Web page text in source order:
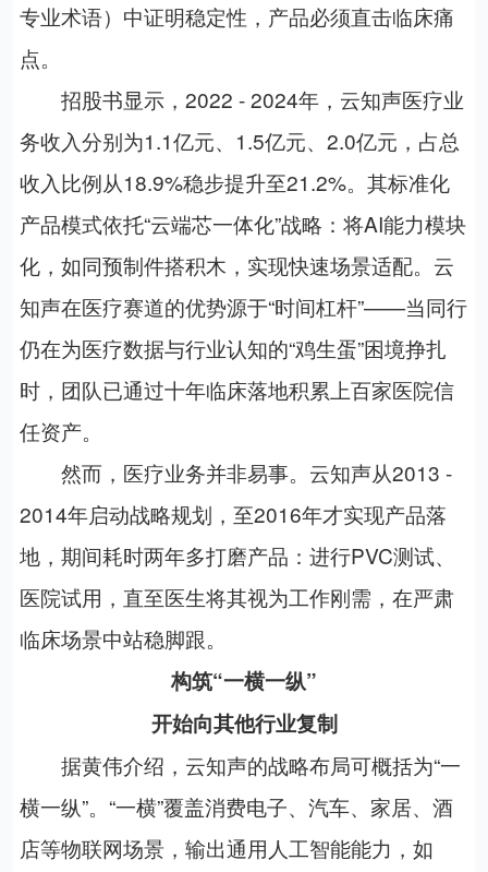
专业术语）中证明稳定性，产品必须直击临床痛
点。
招股书显示， 2022 - 2024年，云知声医疗业
务收入分别为1.1亿元、 1.5亿元、 2.0亿元，占总
收入比例从18.9%稳步提升至21.2%。其标准化
产品模式依托“云端芯一体化”战略：将AI能力模块
化，如同预制件搭积木，实现快速场景适配。云
知声在医疗赛道的优势源于“时间杠杆”——当同行
仍在为医疗数据与行业认知的“鸡生蛋”困境挣扎
时，团队已通过十年临床落地积累上百家医院信
任资产。
然而，医疗业务并非易事。云知声从2013 -
2014年启动战略规划，至2016年才实现产品落
地，期间耗时两年多打磨产品：进行PVC测试、
医院试用，直至医生将其视为工作刚需，在严肃
临床场景中站稳脚跟。
构筑“一横一纵”
开始向其他行业复制
据黄伟介绍，云知声的战略布局可概括为“一
横一纵”。“一横”覆盖消费电子、汽车、家居、酒
店等物联网场景，输出通用人工智能能力，如